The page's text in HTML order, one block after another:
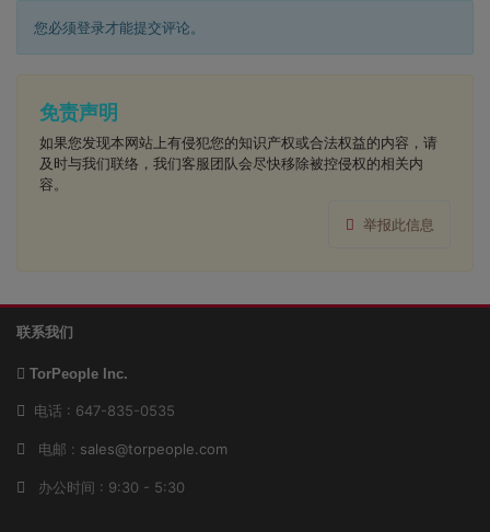
您必须登录才能提交评论。
免责声明
如果您发现本网站上有侵犯您的知识产权或合法权益的内容，请
及时与我们联络，我们客服团队会尽快移除被控侵权的相关内
容。
举报此信息
联系我们
TorPeople Inc.
电话 : 647-835-0535
电邮 : sales@torpeople.com
办公时间 : 9:30 - 5:30